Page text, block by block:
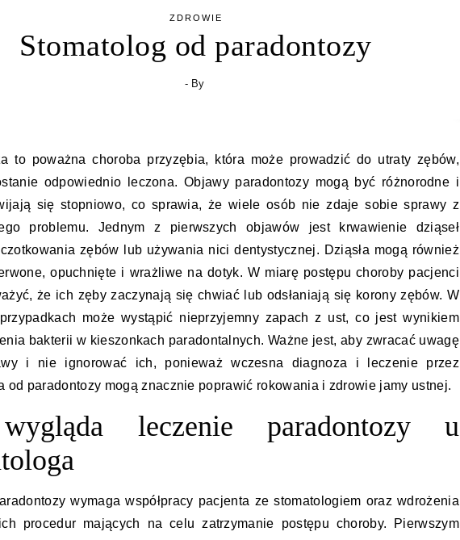
ZDROWIE
Stomatolog od paradontozy
- By
to poważna choroba przyzębia, która może prowadzić do utraty zębów,
odpowiednio leczona. Objawy paradontozy mogą być różnorodne i
się stopniowo, co sprawia, że wiele osób nie zdaje sobie sprawy z
problemu. Jednym z pierwszych objawów jest krwawienie dziąseł
zębów lub używania nici dentystycznej. Dziąsła mogą również
opuchnięte i wrażliwe na dotyk. W miarę postępu choroby pacjenci
że ich zęby zaczynają się chwiać lub odsłaniają się korony zębów. W
może wystąpić nieprzyjemny zapach z ust, co jest wynikiem
bakterii w kieszonkach paradontalnych. Ważne jest, aby zwracać uwagę
i nie ignorować ich, ponieważ wczesna diagnoza i leczenie przez
od paradontozy mogą znacznie poprawić rokowania i zdrowie jamy ustnej.
leczenie paradontozy u
wymaga współpracy pacjenta ze stomatologiem oraz wdrożenia
procedur mających na celu zatrzymanie postępu choroby. Pierwszym